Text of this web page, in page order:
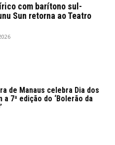
com barítono sul-
Sun retorna ao Teatro
de Manaus celebra Dia dos
a 7ª edição do ‘Bolerão da